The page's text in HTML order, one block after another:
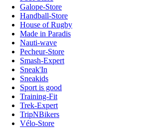
Galope-Store
Handball-Store
House of Rugby
Made in Paradis
Nauti-wave
Pecheur-Store
Smash-Expert
Sneak'In
Sneakids
Sport is good
Training-Fit
Trek-Expert
TripNBikers
Vélo-Store